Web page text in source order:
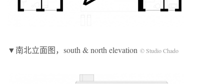
▼南北立面图，south & north elevation ©️ Studio Chado